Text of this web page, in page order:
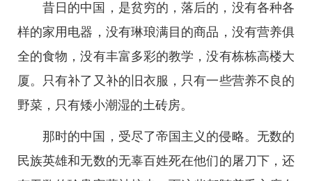
昔日的中国，是贫穷的，落后的，没有各种各
样的家用电器，没有琳琅满目的商品，没有营养俱
全的食物，没有丰富多彩的教学，没有栋栋高楼大
厦。只有补了又补的旧衣服，只有一些营养不良的
野菜，只有矮小潮湿的土砖房。
那时的中国，受尽了帝国主义的侵略。无数的
民族英雄和无数的无辜百姓死在他们的屠刀下，还